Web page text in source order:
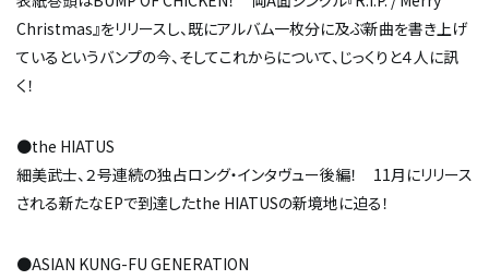
Christmas』をリリースし、既にアルバム一枚分に及ぶ新曲を書き上げ
ているというバンプの今、そしてこれからについて、じっくりと４人に訊
く！
●the HIATUS
細美武士、２号連続の独占ロング・インタヴュー後編！ 11月にリリース
される新たなEPで到達したthe HIATUSの新境地に迫る！
●ASIAN KUNG-FU GENERATION